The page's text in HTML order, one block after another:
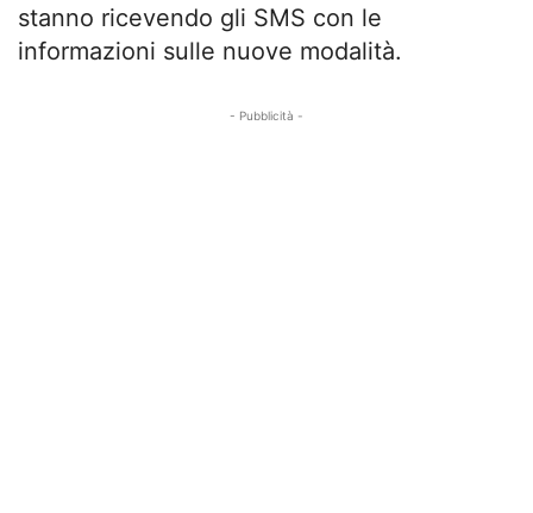
stanno ricevendo gli SMS con le
informazioni sulle nuove modalità.
- Pubblicità -